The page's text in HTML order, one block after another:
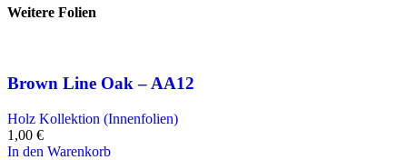
Weitere Folien
Brown Line Oak – AA12
Holz Kollektion (Innenfolien)
1,00 €
In den Warenkorb